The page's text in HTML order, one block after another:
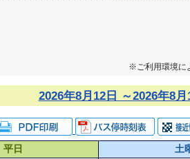
※ご利用環境に
2026年8月12日 ～2026年8
平日 土